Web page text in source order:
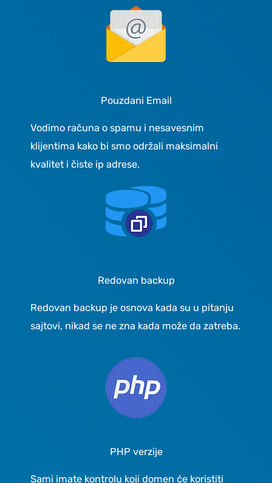
Pouzdani Email
Vodimo računa o spamu i nesavesnim
klijentima kako bi smo održali maksimalni
kvalitet i čiste ip adrese.
Redovan backup
Redovan backup je osnova kada su u pitanju
sajtovi, nikad se ne zna kada može da zatreba.
PHP verzije
Sami imate kontrolu koji domen će koristiti